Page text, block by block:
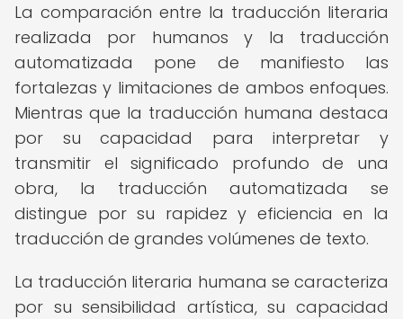
La comparación entre la traducción literaria
realizada por humanos y la traducción
automatizada pone de manifiesto las
fortalezas y limitaciones de ambos enfoques.
Mientras que la traducción humana destaca
por su capacidad para interpretar y
transmitir el significado profundo de una
obra, la traducción automatizada se
distingue por su rapidez y eficiencia en la
traducción de grandes volúmenes de texto.
La traducción literaria humana se caracteriza
por su sensibilidad artística, su capacidad